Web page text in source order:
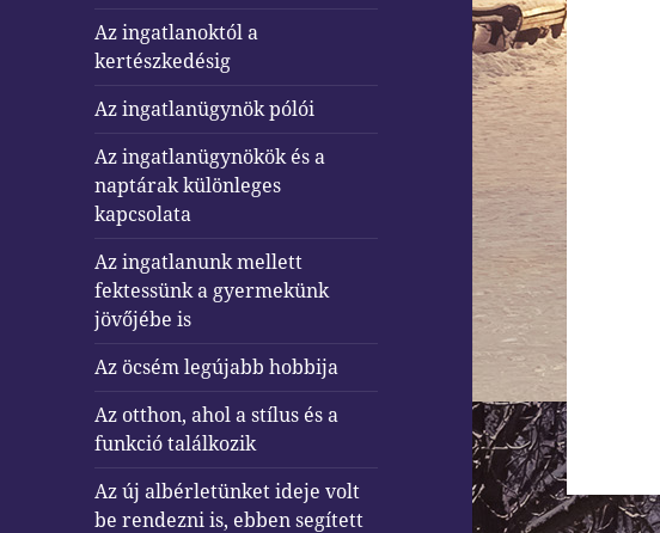
Az ingatlanoktól a
kertészkedésig
Az ingatlanügynök pólói
Az ingatlanügynökök és a
naptárak különleges
kapcsolata
Az ingatlanunk mellett
fektessünk a gyermekünk
jövőjébe is
Az öcsém legújabb hobbija
Az otthon, ahol a stílus és a
funkció találkozik
Az új albérletünket ideje volt
be rendezni is, ebben segített